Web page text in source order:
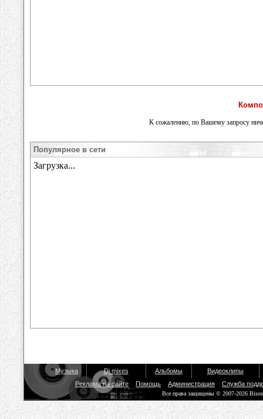
К сожалению, по Вашему запросу
Популярное в сети
Музыка Dj mixes Альбомы
Видеоклипы
Реклама на сайте
Помощь Администрация Служба
Все права защищены © 2007-2026